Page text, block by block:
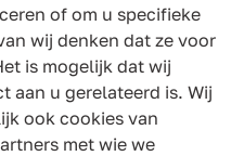
of om u specifieke
wij denken dat ze voor
is mogelijk dat wij
aan u gerelateerd is. Wij
ook cookies van
met wie we